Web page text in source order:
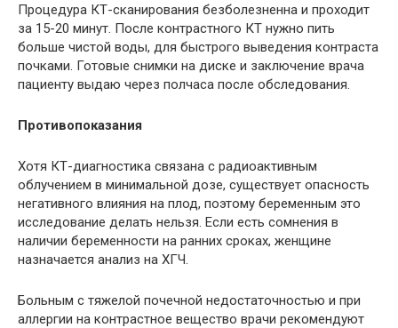
Процедура КТ-сканирования безболезненна и проходит
за 15-20 минут. После контрастного КТ нужно пить
больше чистой воды, для быстрого выведения контраста
почками. Готовые снимки на диске и заключение врача
пациенту выдаю через полчаса после обследования.
Противопоказания
Хотя КТ-диагностика связана с радиоактивным
облучением в минимальной дозе, существует опасность
негативного влияния на плод, поэтому беременным это
исследование делать нельзя. Если есть сомнения в
наличии беременности на ранних сроках, женщине
назначается анализ на ХГЧ.
Больным с тяжелой почечной недостаточностью и при
аллергии на контрастное вещество врачи рекомендуют